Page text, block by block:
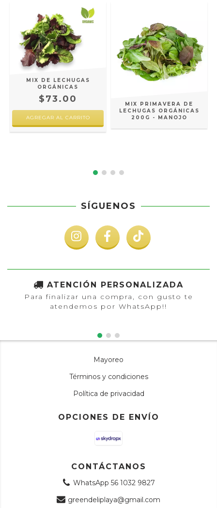
MIX DE LECHUGAS
ORGÁNICAS
$73.00
MIX PRIMAVERA DE
LECHUGAS ORGÁNICAS
200G - MANOJO
SÍGUENOS
ATENCIÓN PERSONALIZADA
Para finalizar una compra, con gusto te
atendemos por WhatsApp!!
Mayoreo
Términos y condiciones
Política de privacidad
OPCIONES DE ENVÍO
CONTÁCTANOS
WhatsApp 56 1032 9827
greendeliplaya@gmail.com